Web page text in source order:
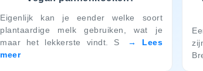
Eigenlijk kan je eender welke soort
plantaardige melk gebruiken, wat je
maar het lekkerste vindt. S
Lees
meer